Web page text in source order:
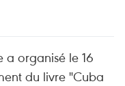
a organisé le 16
du livre "Cuba